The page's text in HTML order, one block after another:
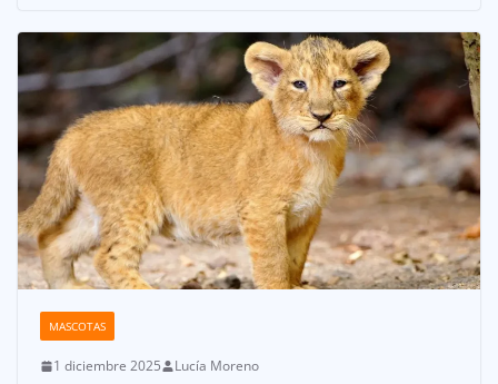
MASCOTAS
1 diciembre 2025 Lucía Moreno